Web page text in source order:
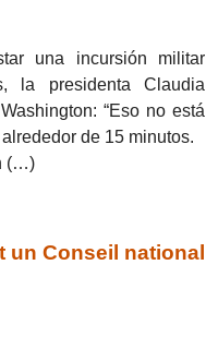
una incursión militar
la presidenta Claudia
“Eso no está
de 15 minutos.
(…)
un Conseil national